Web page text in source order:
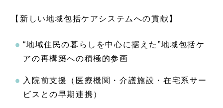
【新しい地域包括ケアシステムへの貢献】
“地域住民の暮らしを中心に据えた”地域包括ケ
アの再構築への積極的参画
入院前支援（医療機関・介護施設・在宅系サー
ビスとの早期連携）